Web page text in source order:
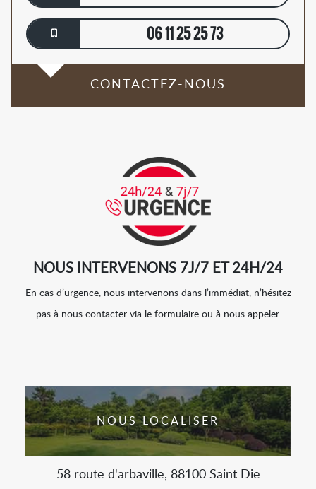
06 11 25 25 73
CONTACTEZ-NOUS
NOUS INTERVENONS 7J/7 ET 24H/24
En cas d’urgence, nous intervenons dans l’immédiat, n’hésitez
pas à nous contacter via le formulaire ou à nous appeler.
NOUS LOCALISER
58 route d'arbaville, 88100 Saint Die